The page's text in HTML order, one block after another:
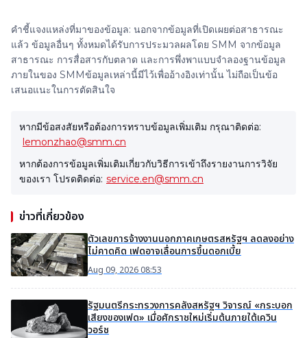
คำชี้แจงแหล่งที่มาของข้อมูล: นอกจากข้อมูลที่เปิดเผยต่อสาธารณะ
แล้ว ข้อมูลอื่นๆ ทั้งหมดได้รับการประมวลผลโดย SMM จากข้อมูล
สาธารณะ การสื่อสารกับตลาด และการพึ่งพาแบบจำลองฐานข้อมูล
ภายในของ SMMข้อมูลเหล่านี้มีไว้เพื่ออ้างอิงเท่านั้น ไม่ถือเป็นข้อ
เสนอแนะในการตัดสินใจ
หากมีข้อสงสัยหรือต้องการทราบข้อมูลเพิ่มเติม กรุณาติดต่อ:
lemonzhao@smm.cn
หากต้องการข้อมูลเพิ่มเติมเกี่ยวกับวิธีการเข้าถึงรายงานการวิจัย
ของเรา โปรดติดต่อ: service.en@smm.cn
ข่าวที่เกี่ยวข้อง
ตัวเลขการจ้างงานนอกภาคเกษตรสหรัฐฯ ลดลงอย่าง
ไม่คาดคิด เฟดอาจเลื่อนการขึ้นดอกเบี้ย
Aug 09, 2026 08:53
รัฐมนตรีกระทรวงการคลังสหรัฐฯ วิจารณ์ «กระบอก
เสียงของเฟด» เมื่อศักราชใหม่เริ่มต้นภายใต้เควิน
วอร์ช